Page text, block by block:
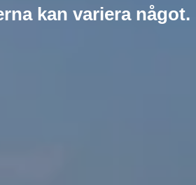
kan variera något.